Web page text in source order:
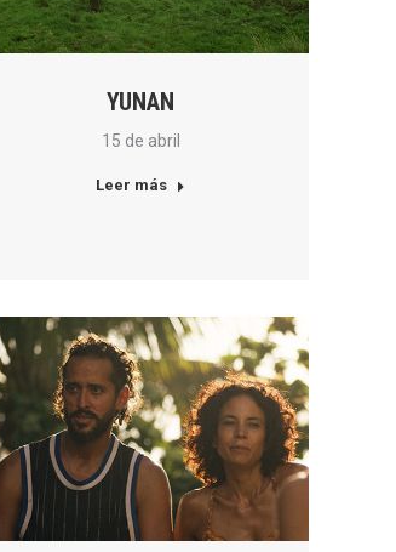
YUNAN
15 de abril
Leer más